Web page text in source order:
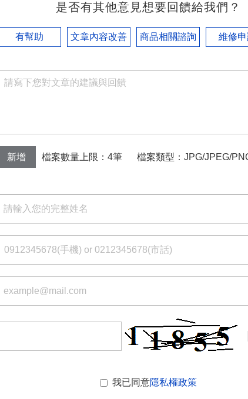
是否有其他意見想要回饋給我們？
有幫助 文章內容改善 商品相關諮詢 維修
新增 檔案數量上限：4筆 檔案類型：JPG/JPEG/
我已同意隱私權政策